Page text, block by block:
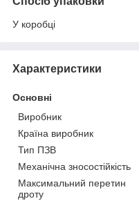
У коробці
Характеристики
Основні
Виробник
Країна виробник
Тип ПЗВ
Механічна зносостійкість
Максимальний перетин
дроту